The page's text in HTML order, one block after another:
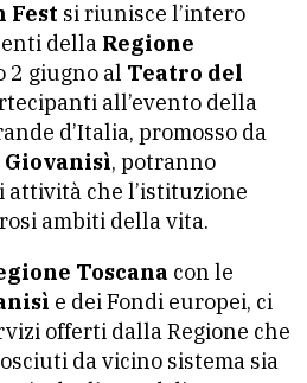
Fest si riunisce l’intero
della Regione
2 giugno al Teatro del
all’evento della
d’Italia, promosso da
Giovanisì, potranno
che l’istituzione
ambiti della vita.
Toscana con le
e dei Fondi europei, ci
offerti dalla Regione che
da vicino sistema sia